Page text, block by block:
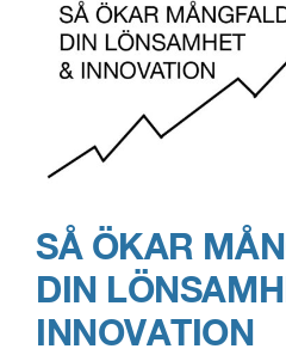
kreativa
marknadsdialog
för
innovationsupphandling
SÅ ÖKAR
DIN
INNOVATION